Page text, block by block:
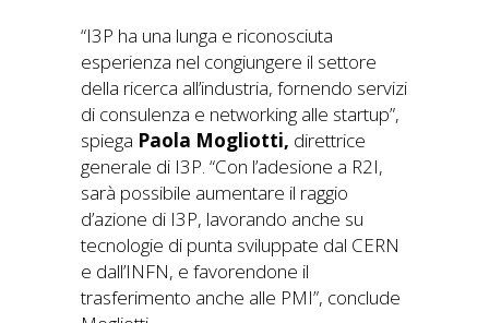
“I3P ha una lunga e riconosciuta
esperienza nel congiungere il settore
della ricerca all’industria, fornendo servizi
di consulenza e networking alle startup”,
spiega Paola Mogliotti, direttrice
generale di I3P. “Con l’adesione a R2I,
sarà possibile aumentare il raggio
d’azione di I3P, lavorando anche su
tecnologie di punta sviluppate dal CERN
e dall’INFN, e favorendone il
trasferimento anche alle PMI”, conclude